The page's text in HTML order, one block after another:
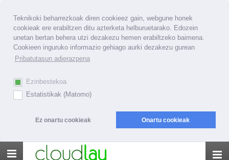
Teknikoki beharrezkoak diren cookieez gain, webgune honek
cookieak ere erabiltzen ditu azterketa helburuetarako. Edozein
unetan bertan behera utzi dezakezu hemen erabiltzeko baimena.
Cookieen inguruko informazio gehiago aurki dezakezu gurean
Pribatutasun adierazpena
Ezinbestekoa
Estatistikak (Matomo)
Ez onartu cookieak Onartu cookieak
Toggle